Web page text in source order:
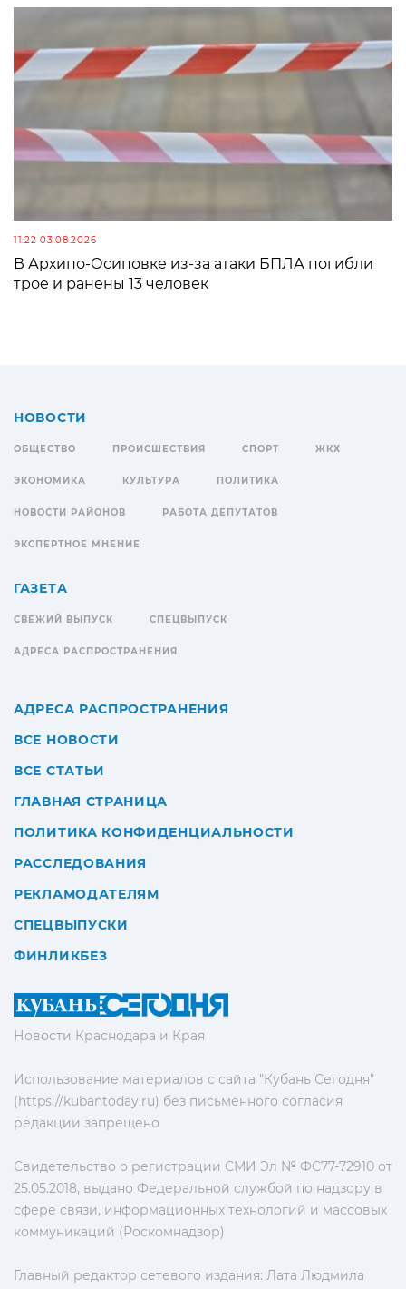
11:22 03.08.2026
В Архипо-Осиповке из-за атаки БПЛА погибли
трое и ранены 13 человек
Новости Краснодара и Края
Использование материалов с сайта "Кубань Сегодня"
(https://kubantoday.ru) без письменного согласия
редакции запрещено
Свидетельство о регистрации СМИ Эл № ФС77-72910 от
25.05.2018, выдано Федеральной службой по надзору в
сфере связи, информационных технологий и массовых
коммуникаций (Роскомнадзор)
Главный редактор сетевого издания: Лата Людмила
НОВОСТИ
ОБЩЕСТВО ПРОИСШЕСТВИЯ СПОРТ ЖКХ
ЭКОНОМИКА КУЛЬТУРА ПОЛИТИКА
НОВОСТИ РАЙОНОВ РАБОТА ДЕПУТАТОВ
ЭКСПЕРТНОЕ МНЕНИЕ
ГАЗЕТА
СВЕЖИЙ ВЫПУСК СПЕЦВЫПУСК
АДРЕСА РАСПРОСТРАНЕНИЯ
АДРЕСА РАСПРОСТРАНЕНИЯ
ВСЕ НОВОСТИ
ВСЕ СТАТЬИ
ГЛАВНАЯ СТРАНИЦА
ПОЛИТИКА КОНФИДЕНЦИАЛЬНОСТИ
РАССЛЕДОВАНИЯ
РЕКЛАМОДАТЕЛЯМ
СПЕЦВЫПУСКИ
ФИНЛИКБЕЗ